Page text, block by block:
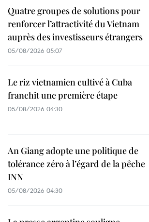
Quatre groupes de solutions pour
renforcer l’attractivité du Vietnam
auprès des investisseurs étrangers
05/08/2026 05:07
Le riz vietnamien cultivé à Cuba
franchit une première étape
05/08/2026 04:30
An Giang adopte une politique de
tolérance zéro à l’égard de la pêche
INN
05/08/2026 04:30